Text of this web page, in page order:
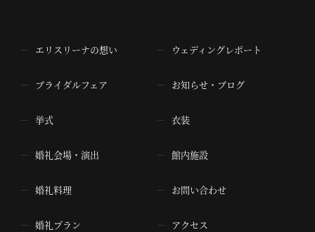
エリスリーナの想い
ブライダルフェア
挙式
婚礼会場・演出
婚礼料理
婚礼プラン
ウェディングレポート
お知らせ・ブログ
衣装
館内施設
お問い合わせ
アクセス